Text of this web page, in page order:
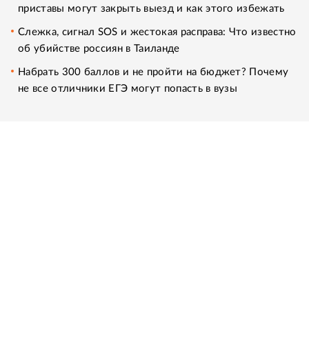
приставы могут закрыть выезд и как этого избежать
Слежка, сигнал SOS и жестокая расправа: Что известно
об убийстве россиян в Таиланде
Набрать 300 баллов и не пройти на бюджет? Почему
не все отличники ЕГЭ могут попасть в вузы